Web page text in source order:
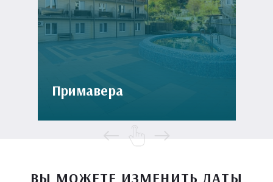
Примавера
ВЫ МОЖЕТЕ ИЗМЕНИТЬ ДАТЫ